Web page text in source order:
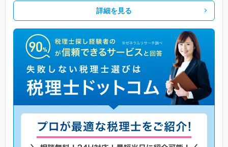
詳細を見る